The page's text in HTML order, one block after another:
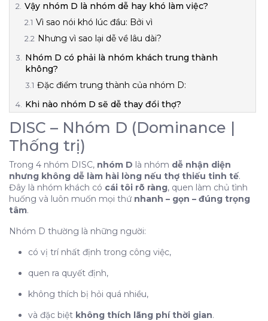
Vậy nhóm D là nhóm dễ hay khó làm việc?
Vì sao nói khó lúc đầu: Bởi vì
Nhưng vì sao lại dễ về lâu dài?
Nhóm D có phải là nhóm khách trung thành
không?
Đặc điểm trung thành của nhóm D:
Khi nào nhóm D sẽ dễ thay đổi thợ?
1️⃣ Tính cách đặc trưng của khách nhóm D
2️⃣ Dấu hiệu nhận diện nhanh khách nhóm D
3️⃣ Gu nail thường gặp của nhóm D
4️⃣ Cách tư vấn hiệu quả cho khách nhóm D
5️⃣ Câu nói NÊN và KHÔNG NÊN dùng với nhóm
6️⃣ Ghi nhớ cho thợ nail
Vậy nhóm D là nhóm dễ hay khó làm việc?
Nhưng vì sao lại dễ về lâu dài?
Nhóm D có phải là nhóm khách trung thành
không?
DISC – Nhóm D (Dominance |
Thống trị)
Trong 4 nhóm DISC, nhóm D là nhóm dễ nhận diện
nhưng không dễ làm hài lòng nếu thợ thiếu tinh tế.
Đây là nhóm khách có cái tôi rõ ràng, quen làm chủ tình
huống và luôn muốn mọi thứ nhanh – gọn – đúng trọng
tâm.
Nhóm D thường là những người:
có vị trí nhất định trong công việc,
quen ra quyết định,
không thích bị hỏi quá nhiều,
và đặc biệt không thích lãng phí thời gian.